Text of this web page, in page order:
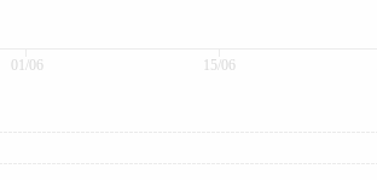
01/06 15/06